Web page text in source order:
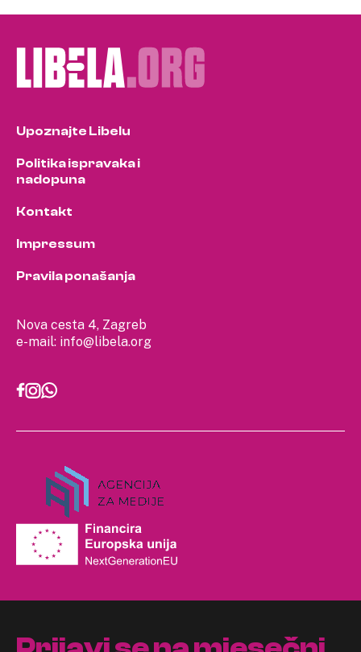
Nova cesta 4, Zagreb
e-mail: info@libela.org
Upoznajte Libelu
Politika ispravaka i
nadopuna
Kontakt
Impressum
Pravila ponašanja